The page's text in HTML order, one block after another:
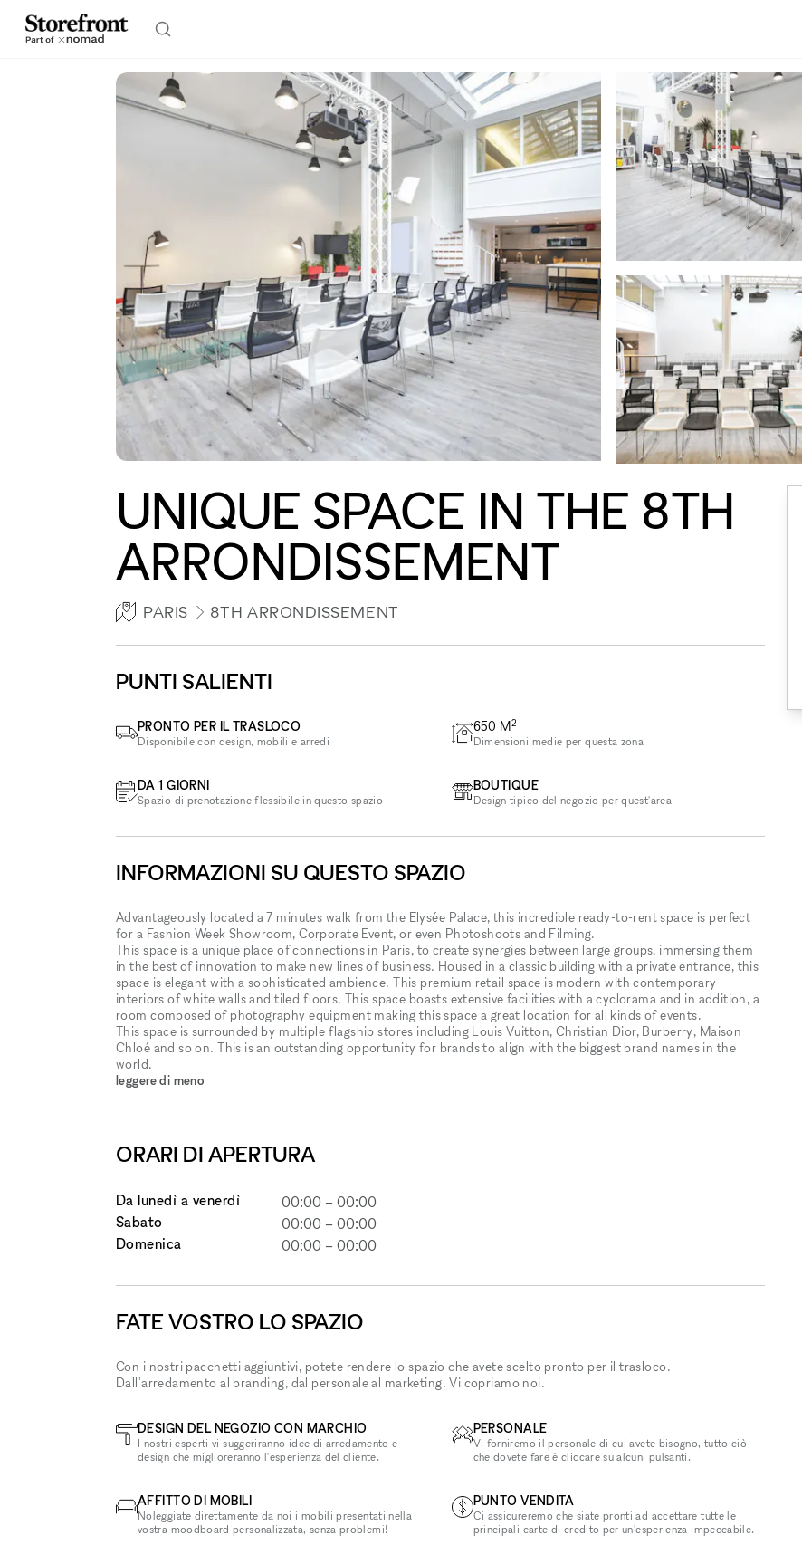
UNIQUE SPACE IN THE 8TH
ARRONDISSEMENT
PARIS 8TH ARRONDISSEMENT
PUNTI SALIENTI
PRONTO PER IL TRASLOCO
Disponibile con design, mobili e arredi
DA 1 GIORNI
Spazio di prenotazione flessibile in questo spazio
650 M2
Dimensioni medie per questa zona
BOUTIQUE
Design tipico del negozio per quest'area
INFORMAZIONI SU QUESTO SPAZIO
Advantageously located a 7 minutes walk from the Elysée Palace, this incredible ready-to-rent space is perfect
for a Fashion Week Showroom, Corporate Event, or even Photoshoots and Filming.
This space is a unique place of connections in Paris, to create synergies between large groups, immersing them
in the best of innovation to make new lines of business. Housed in a classic building with a private entrance, this
space is elegant with a sophisticated ambience. This premium retail space is modern with contemporary
interiors of white walls and tiled floors. This space boasts extensive facilities with a cyclorama and in addition, a
room composed of photography equipment making this space a great location for all kinds of events.
This space is surrounded by multiple flagship stores including Louis Vuitton, Christian Dior, Burberry, Maison
Chloé and so on. This is an outstanding opportunity for brands to align with the biggest brand names in the
world.
leggere di meno
ORARI DI APERTURA
Da lunedì a venerdì 00:00 –00:00
Sabato
00:00 –00:00
Domenica
00:00 –00:00
FATE VOSTRO LO SPAZIO
Con i nostri pacchetti aggiuntivi, potete rendere lo spazio che avete scelto pronto per il trasloco.
Dall'arredamento al branding, dal personale al marketing. Vi copriamo noi.
DESIGN DEL NEGOZIO CON MARCHIO
I nostri esperti vi suggeriranno idee di arredamento e
design che miglioreranno l'esperienza del cliente.
AFFITTO DI MOBILI
Noleggiate direttamente da noi i mobili presentati nella
vostra moodboard personalizzata, senza problemi!
PERSONALE
Vi forniremo il personale di cui avete bisogno, tutto ciò
che dovete fare è cliccare su alcuni pulsanti.
PUNTO VENDITA
Ci assicureremo che siate pronti ad accettare tutte le
principali carte di credito per un'esperienza impeccabile.